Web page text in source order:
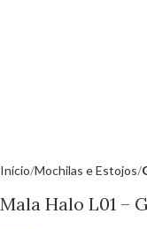
Início Mochilas e Estojos
Mala Halo L01 –